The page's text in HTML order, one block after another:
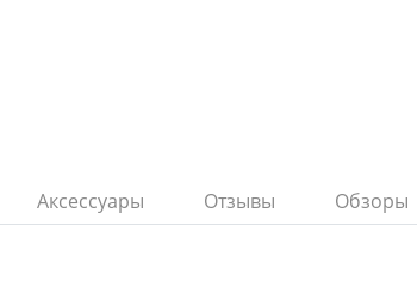
Аксессуары Отзывы Обзоры